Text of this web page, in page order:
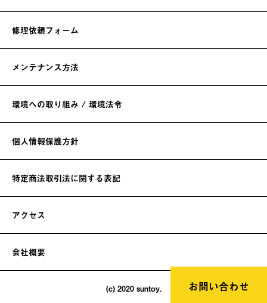
お問い合わせ
修理依頼フォーム
メンテナンス方法
環境への取り組み / 環境法令
個人情報保護方針
特定商法取引法に関する表記
アクセス
会社概要
(c) 2020 suntoy.